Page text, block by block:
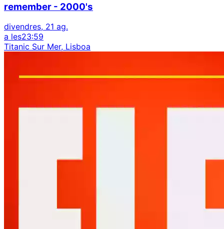
remember - 2000's
divendres, 21 ag.
a les23:59
Titanic Sur Mer, Lisboa